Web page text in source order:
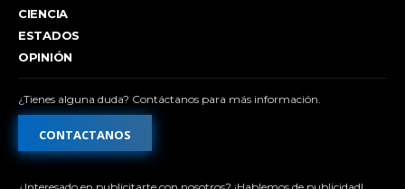
CIENCIA
ESTADOS
OPINIÓN
¿Tienes alguna duda? Contáctanos para más información.
CONTACTANOS